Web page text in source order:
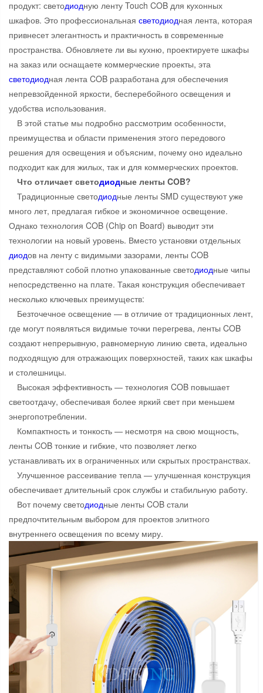
продукт: светодиодную ленту Touch COB для кухонных
шкафов. Это профессиональная светодиодная лента, которая
привнесет элегантность и практичность в современные
пространства. Обновляете ли вы кухню, проектируете шкафы
на заказ или оснащаете коммерческие проекты, эта
светодиодная лента COB разработана для обеспечения
непревзойденной яркости, бесперебойного освещения и
удобства использования.
В этой статье мы подробно рассмотрим особенности,
преимущества и области применения этого передового
решения для освещения и объясним, почему оно идеально
подходит как для жилых, так и для коммерческих проектов.
Что отличает светодиодные ленты COB?
Традиционные светодиодные ленты SMD существуют уже
много лет, предлагая гибкое и экономичное освещение.
Однако технология COB (Chip on Board) выводит эти
технологии на новый уровень. Вместо установки отдельных
диодов на ленту с видимыми зазорами, ленты COB
представляют собой плотно упакованные светодиодные чипы
непосредственно на плате. Такая конструкция обеспечивает
несколько ключевых преимуществ:
Безточечное освещение — в отличие от традиционных лент,
где могут появляться видимые точки перегрева, ленты COB
создают непрерывную, равномерную линию света, идеально
подходящую для отражающих поверхностей, таких как шкафы
и столешницы.
Высокая эффективность — технология COB повышает
светоотдачу, обеспечивая более яркий свет при меньшем
энергопотреблении.
Компактность и тонкость — несмотря на свою мощность,
ленты COB тонкие и гибкие, что позволяет легко
устанавливать их в ограниченных или скрытых пространствах.
Улучшенное рассеивание тепла — улучшенная конструкция
обеспечивает длительный срок службы и стабильную работу.
Вот почему светодиодные ленты COB стали
предпочтительным выбором для проектов элитного
внутреннего освещения по всему миру.